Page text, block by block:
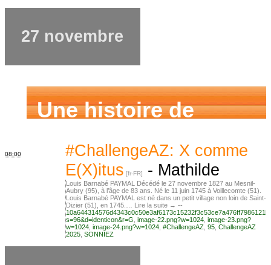
27 novembre
Une histoire de
famille
08:00
#ChallengeAZ: X comme
E(X)itus
- Mathilde
Louis Barnabé PAYMAL Décédé le 27 novembre 1827 au Mesnil-
Aubry (95), à l’âge de 83 ans. Né le 11 juin 1745 à Voillecomte (51).
Louis Barnabé PAYMAL est né dans un petit village non loin de Saint-
Dizier (51), en 1745.… Lire la suite → --
s=96&d=identicon&r=G, image-22.png?w=1024, image-23.png?
w=1024, image-24.png?w=1024, #ChallengeAZ, 95, ChallengeAZ
2025, SONNIEZ